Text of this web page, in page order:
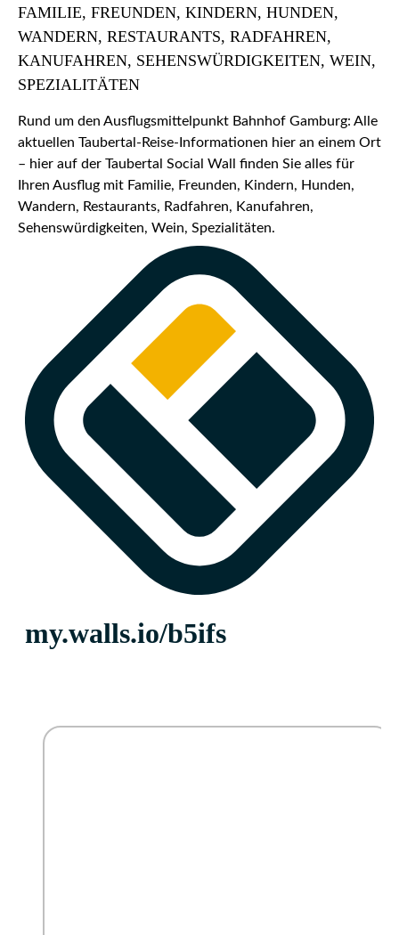
FAMILIE, FREUNDEN, KINDERN, HUNDEN,
WANDERN, RESTAURANTS, RADFAHREN,
KANUFAHREN, SEHENSWÜRDIGKEITEN, WEIN,
SPEZIALITÄTEN
Rund um den Ausflugsmittelpunkt Bahnhof Gamburg: Alle
aktuellen Taubertal-Reise-Informationen hier an einem Ort
– hier auf der Taubertal Social Wall finden Sie alles für
Ihren Ausflug mit Familie, Freunden, Kindern, Hunden,
Wandern, Restaurants, Radfahren, Kanufahren,
Sehenswürdigkeiten, Wein, Spezialitäten.